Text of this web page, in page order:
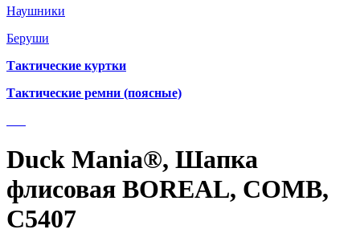
Наушники
Беруши
Тактические куртки
Тактические ремни (поясные)
Duck Mania®, Шапка
флисовая BOREAL, COMB,
С5407